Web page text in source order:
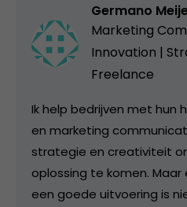
Germano
Marketing
Innovation |
Freelance
Ik help bedrijven met hun
en marketing
strategie en creativiteit
oplossing te komen.
een goede uitvoering is